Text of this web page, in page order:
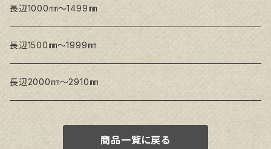
Snow White SPC(中目)
トークロ イエロー
生キャンバス
長辺1000㎜～1499㎜
長辺1500㎜～1999㎜
長辺2000㎜～2910㎜
商品一覧に戻る